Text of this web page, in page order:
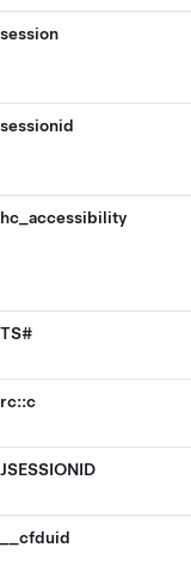
session
sessionid
hc_accessibility
TS#
rc::c
JSESSIONID
__cfduid